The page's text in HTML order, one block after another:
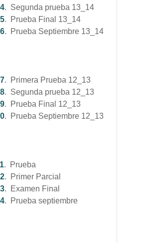
. Segunda prueba 13_14
. Prueba Final 13_14
. Prueba Septiembre 13_14
. Primera Prueba 12_13
. Segunda prueba 12_13
. Prueba Final 12_13
. Prueba Septiembre 12_13
. Prueba
. Primer Parcial
. Examen Final
. Prueba septiembre